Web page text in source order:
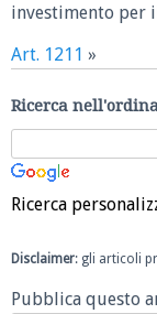
investimento per
Art. 1211 »
Ricerca
Ricerca
Disclaimer: gli articoli
Pubblica questo